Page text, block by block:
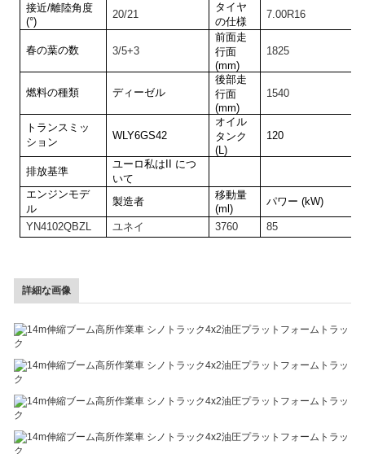
接近/離陸角度
(°)
20/21
タイヤ
の仕様
7.00R16
春の葉の数 3/5+3
前面走
行面
(mm)
1825
燃料の種類 ディーゼル
後部走
行面
(mm)
1540
トランスミッ
ション
WLY6GS42
オイル
タンク
(L)
120
排放基準
ユーロ私は II につ
いて
エンジンモデ
ル
製造者
移動量
(ml)
パワー (kW)
YN4102QBZL ユネイ 3760 85
詳細な画像